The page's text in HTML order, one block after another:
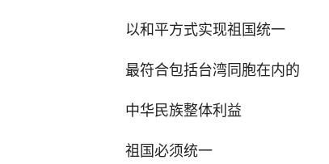
以和平方式实现祖国统一
最符合包括台湾同胞在内的
中华民族整体利益
祖国必须统一